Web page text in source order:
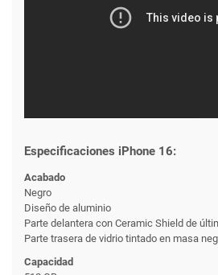
Especificaciones iPhone 16:
Acabado
Negro
Diseño de aluminio
Parte delantera con Ceramic Shield de
Parte trasera de vidrio tintado en masa
Capacidad